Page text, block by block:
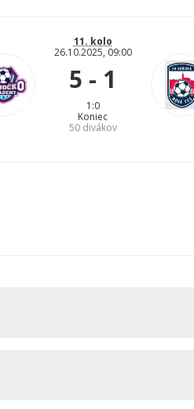
11. kolo
26.10.2025, 09:00
5 - 1
1:0
Koniec
50divákov